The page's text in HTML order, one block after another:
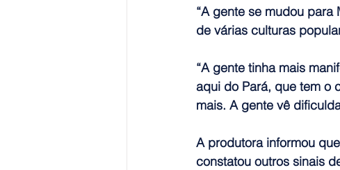
“A gente se mudou
de várias culturas
“A gente tinha mais
aqui do Pará, que tem o
mais. A gente vê
A produtora informou
constatou outros sinais